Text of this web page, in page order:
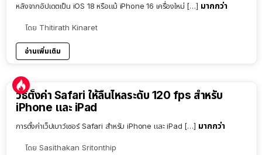
หลังจากอัปเดตเป็น iOS 18 หรือแม้ iPhone 16 เครื่องใหม่ […] มากกว่า
โดย Thitirath Kinaret
อ่านเพิ่มเติม
วิธีตั้งค่า Safari ให้ลื่นไหลระดับ 120 fps สำหรับ
iPhone และ iPad
การตั้งค่าเว็ปเบาว์เซอร์ Safari สำหรับ iPhone และ iPad […] มากกว่า
โดย Sasithakan Sritonthip